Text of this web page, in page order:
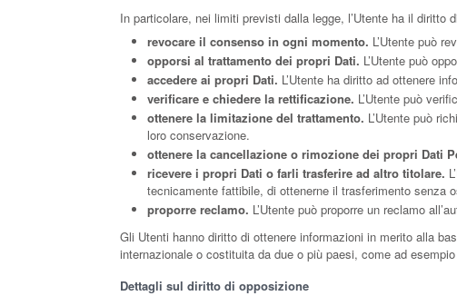
In particolare, nei limiti previsti dalla legge, l’Utente ha il diritto
revocare il consenso in ogni momento. L’Utente può
opporsi al trattamento dei propri Dati. L’Utente può
accedere ai propri Dati. L’Utente ha diritto ad ottenere
verificare e chiedere la rettificazione. L’Utente può
ottenere la limitazione del trattamento. L’Utente può
loro conservazione.
ottenere la cancellazione o rimozione dei propri Dati
ricevere i propri Dati o farli trasferire ad altro titolare.
tecnicamente fattibile, di ottenerne il trasferimento senza
proporre reclamo. L’Utente può proporre un reclamo
Gli Utenti hanno diritto di ottenere informazioni in merito alla
internazionale o costituita da due o più paesi, come ad
Dettagli sul diritto di opposizione